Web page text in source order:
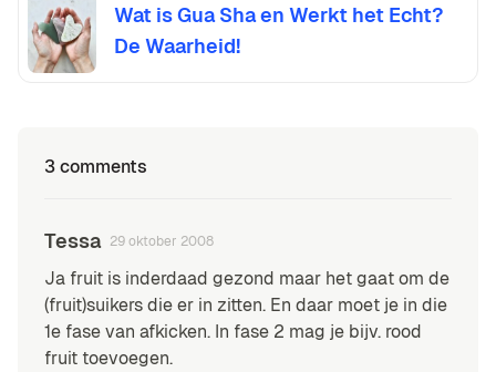
Wat is Gua Sha en Werkt het Echt?
De Waarheid!
3 comments
Tessa 29 oktober 2008
Ja fruit is inderdaad gezond maar het gaat om de
(fruit)suikers die er in zitten. En daar moet je in die
1e fase van afkicken. In fase 2 mag je bijv. rood
fruit toevoegen.